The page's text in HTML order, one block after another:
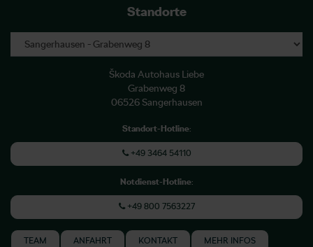
Standorte
Škoda Autohaus Liebe
Grabenweg 8
06526 Sangerhausen
Standort-Hotline:
+49 3464 54110
Notdienst-Hotline:
+49 800 7563227
TEAM ANFAHRT KONTAKT MEHR INFOS